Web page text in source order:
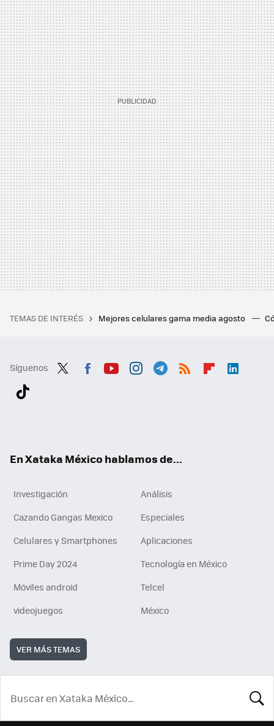
TEMAS DE INTERÉS Mejores celulares gama media agosto
Síguenos
En Xataka México hablamos de...
Investigación
Análisis
Cazando Gangas Mexico
Especiales
Celulares y Smartphones
Aplicaciones
Prime Day 2024
Tecnología en México
Móviles android
Telcel
videojuegos
México
VER MÁS TEMAS